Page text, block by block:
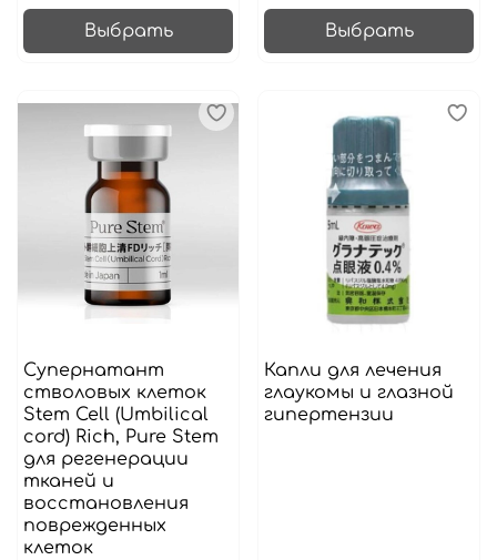
Выбрать Выбрать
Cупернатант
стволовых клеток
Stem Cell (Umbilical
cord) Rich, Pure Stem
для регенерации
тканей и
восстановления
поврежденных
клеток
Капли для лечения
глаукомы и глазной
гипертензии